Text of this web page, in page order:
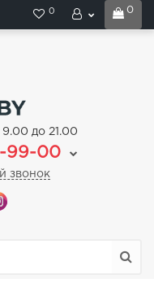
0
0
до 21.00
99-00
звонок